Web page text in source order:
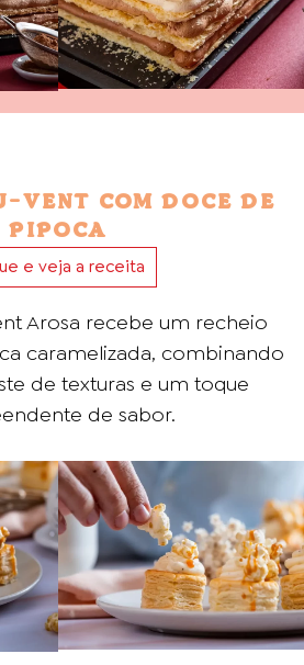
VENT COM DOCE DE
PIPOCA
e veja a receita
Arosa recebe um recheio
caramelizada, combinando
de texturas e um toque
de sabor.